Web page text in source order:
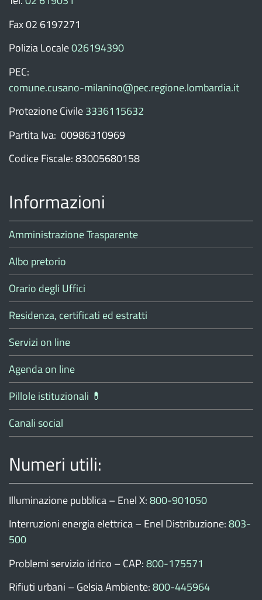
Fax 02 6197271
Polizia Locale026194390
PEC:
comune.cusano-milanino@pec.regione.lombardia.it
Protezione Civile3336115632
Partita Iva: 00986310969
Codice Fiscale: 83005680158
Informazioni
Amministrazione Trasparente
Albo pretorio
Orario degli Uffici
Residenza, certificati ed estratti
Servizi on line
Agenda on line
Pillole istituzionali 💊
Canali social
Numeri utili:
Illuminazione pubblica – Enel X:800-901050
Interruzioni energia elettrica – Enel Distribuzione:803-
500
Problemi servizio idrico – CAP:800-175571
Rifiuti urbani – Gelsia Ambiente:800-445964